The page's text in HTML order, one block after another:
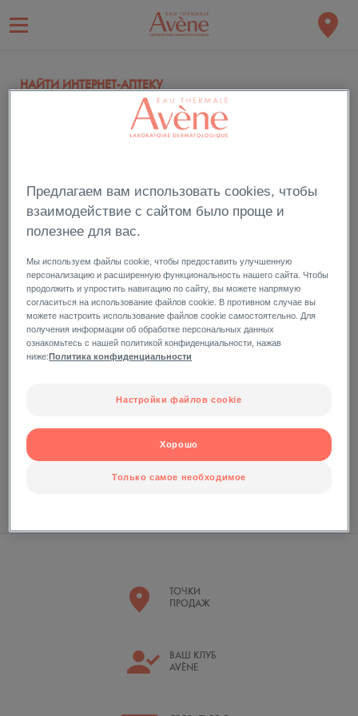
НАЙТИ ИНТЕРНЕТ-АПТЕКУ
ФИЛЬТР ПО ПРОДУКТАМ:
Пожалуйста, выберите нужный продукт из списка, а затем
купить этот продукт.
ТОЧКИ
ПРОДАЖ
ВАШ КЛУБ
AVÈNE
Предлагаем вам использовать cookies, чтобы
взаимодействие с сайтом было проще и
полезнее для вас.
Мы используем файлы cookie, чтобы предоставить улучшенную
персонализацию и расширенную функциональность нашего сайта. Чтобы
продолжить и упростить навигацию по сайту, вы можете напрямую
согласиться на использование файлов cookie. В противном случае вы
можете настроить использование файлов cookie самостоятельно. Для
получения информации об обработке персональных данных
ознакомьтесь с нашей политикой конфиденциальности, нажав
ниже:Политика конфиденциальности
Настройки файлов cookie
Только самое необходимое
Хорошо